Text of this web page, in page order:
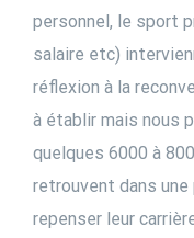
personnel, le sport
salaire etc)
réflexion à la
à établir mais nous
quelques 6000 à
retrouvent dans
repenser leur